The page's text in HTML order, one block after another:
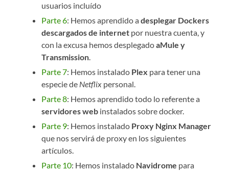
usuarios incluído
Parte 6: Hemos aprendido adesplegar Dockers
descargados de internet por nuestra cuenta, y
con la excusa hemos desplegadoaMule y
Transmission.
Parte 7: Hemos instalado Plex para tener una
especie de Netflix personal.
Parte 8: Hemos aprendido todo lo referente a
servidores web instalados sobre docker.
Parte 9: Hemos instalado Proxy Nginx Manager
que nos servirá de proxy en los siguientes
artículos.
Parte 10: Hemos instalado Navidrome para